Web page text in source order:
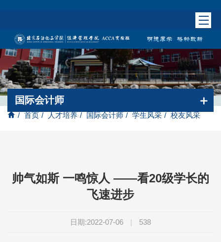
/ 首页 / 人才培养 / 国际会计师 / 学生风采 / 校友风采
国际会计师
帅气如斯 一鸣惊人 ——看20级学长的
飞速进步
日期:2022-07-06 | 538